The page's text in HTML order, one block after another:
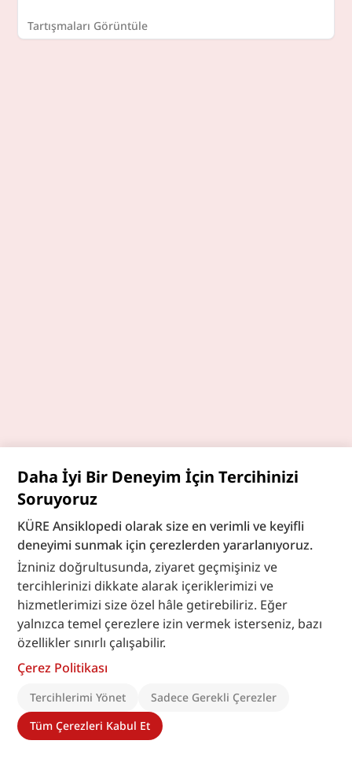
Daha İyi Bir Deneyim İçin Tercihinizi
Soruyoruz
KÜRE Ansiklopedi olarak size en verimli ve keyifli
deneyimi sunmak için çerezlerden yararlanıyoruz.
İzniniz doğrultusunda, ziyaret geçmişiniz ve
tercihlerinizi dikkate alarak içeriklerimizi ve
hizmetlerimizi size özel hâle getirebiliriz. Eğer
yalnızca temel çerezlere izin vermek isterseniz, bazı
özellikler sınırlı çalışabilir.
Çerez Politikası
Tercihlerimi Yönet
Sadece Gerekli Çerezler
Tüm Çerezleri Kabul Et
Tartışmaları Görüntüle